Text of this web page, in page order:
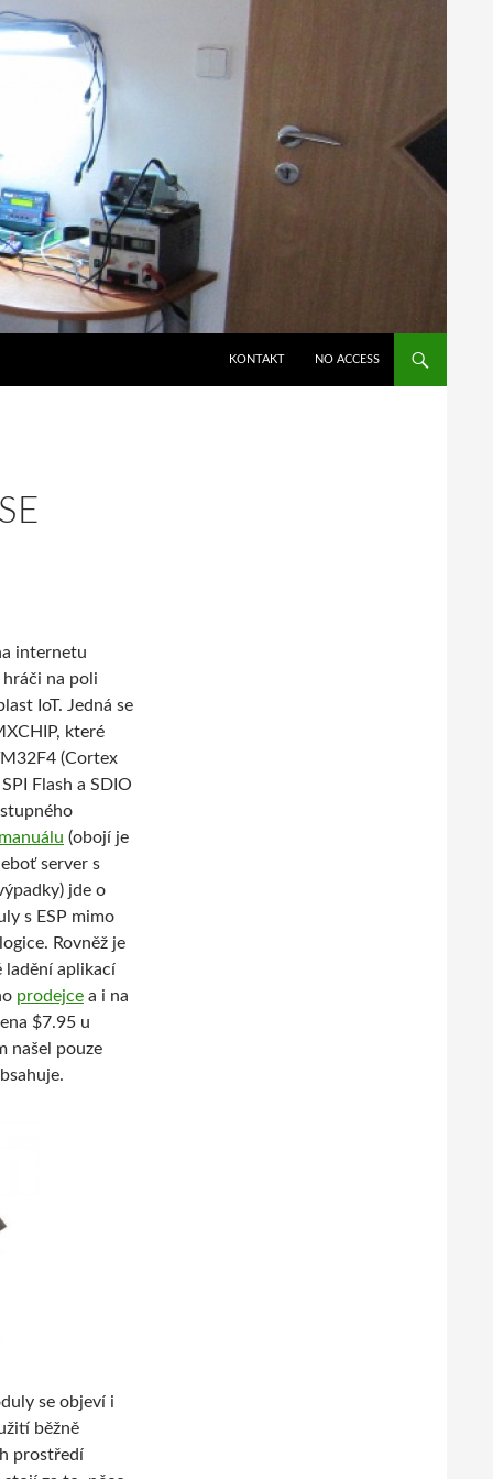
KONTAKT NO ACCESS
internetu
na poli
IoT. Jedná se
které
(Cortex
Flash a SDIO
(obojí je
server s
jde o
s ESP mimo
Rovněž je
ladění aplikací
prodejce a i na
$7.95 u
našel pouze
se objeví i
běžně
prostředí